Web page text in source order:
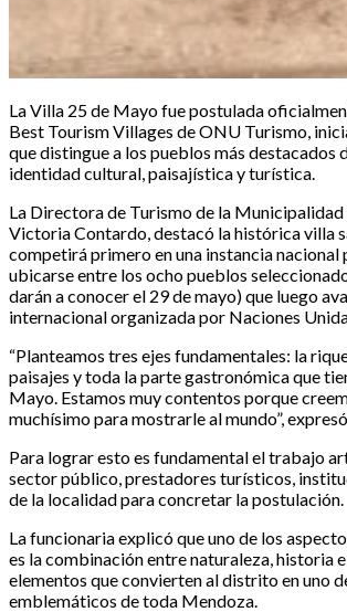
La Villa 25 de Mayo fue postulada
Best Tourism Villages de ONU Turismo,
que distingue a los pueblos más destacados
identidad cultural, paisajística y turística.
La Directora de Turismo de la Municipalidad
Victoria Contardo, destacó la histórica villa
competirá primero en una instancia nacional
ubicarse entre los ocho pueblos
darán a conocer el 29 de mayo) que luego
internacional organizada por Naciones
“Planteamos tres ejes fundamentales: la
paisajes y toda la parte gastronómica que
Mayo. Estamos muy contentos porque
muchísimo para mostrarle al mundo”,
Para lograr esto es fundamental el trabajo
sector público, prestadores turísticos,
de la localidad para concretar la postulación.
La funcionaria explicó que uno de los
es la combinación entre naturaleza, historia
elementos que convierten al distrito en uno
emblemáticos de toda Mendoza.